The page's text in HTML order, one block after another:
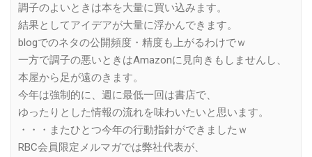
調子のよいときは本を大量に買い込みます。
結果としてアイデアが大量に浮かんできます。
blogでのネタの公開頻度・精度も上がるわけでｗ
一方で調子の悪いときはAmazonに見向きもしませんし、
本屋から足が遠のきます。
今年は強制的に、週に最低一回は書店で、
ゆったりとした情報の流れを味わいたいと思います。
・・・またひとつ今年の行動指針ができましたｗ
RBC会員限定メルマガでは弊社代表が、